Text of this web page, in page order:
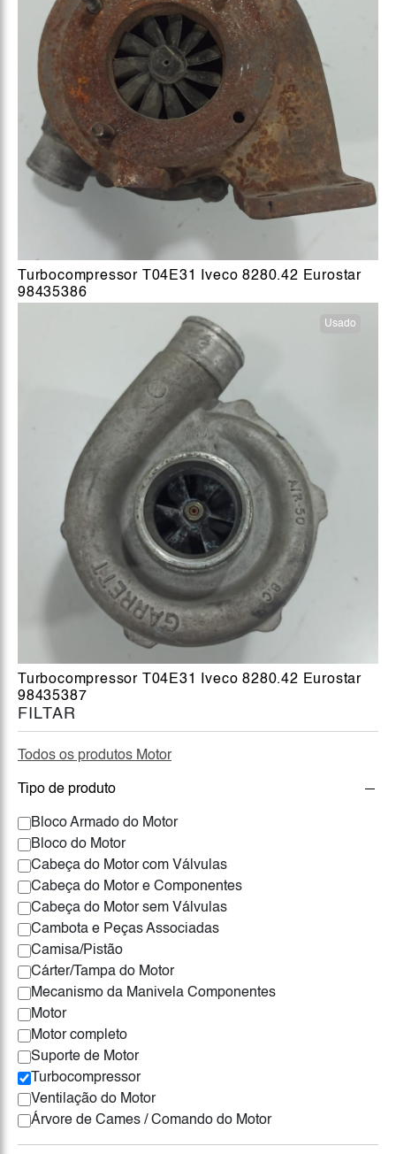
FILTAR
Todos os produtos Motor
Tipo de produto
Bloco Armado do Motor
Bloco do Motor
Cabeça do Motor com Válvulas
Cabeça do Motor e Componentes
Cabeça do Motor sem Válvulas
Cambota e Peças Associadas
Camisa/Pistão
Cárter/Tampa do Motor
Mecanismo da Manivela Componentes
Motor
Motor completo
Suporte de Motor
Turbocompressor
Ventilação do Motor
Árvore de Cames / Comando do Motor
Turbocompressor T04E31 Iveco 8280.42 Eurostar
98435386
Usado
Turbocompressor T04E31 Iveco 8280.42 Eurostar
98435387